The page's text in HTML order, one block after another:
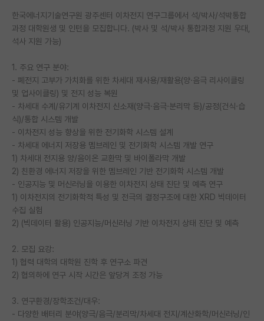
유학교육
반도체 아카데미
재팬라운지 🌸
한국에너지기술연구원 광주센터 이차전지 연구그룹에서 석/박사/석박통합
과정 대학원생 및 인턴을 모집합니다. (박사 및 석/박사 통합과정 지원 우대,
석사 지원 가능)
1. 주요 연구 분야:
- 폐전지 고부가 가치화를 위한 차세대 재사용/재활용(양·음극 리사이클링
및 업사이클링) 및 전지 성능 복원
- 차세대 수계/유기계 이차전지 신소재(양극·음극·분리막 등)/공정(건식·습
식)/통합 시스템 개발
- 이차전지 성능 향상을 위한 전기화학 시스템 설계
- 차세대 에너지 저장용 멤브레인 및 전기화학 시스템 개발 연구
1) 차세대 전지용 양/음이온 교환막 및 바이폴라막 개발
2) 친환경 에너지 저장을 위한 멤브레인 기반 전기화학 시스템 개발
- 인공지능 및 머신러닝을 이용한 이차전지 상태 진단 및 예측 연구
1) 이차전지의 전기화학적 특성 및 전극의 결정구조에 대한 XRD 빅데이터
수집 실험
2) (빅데이터 활용) 인공지능/머신러닝 기반 이차전지 상태 진단 및 예측
2. 모집 요강:
1) 협력 대학의 대학원 진학 후 연구소 파견
2) 협의하에 연구 시작 시간은 앞당겨 조정 가능
3. 연구환경/장학조건/대우:
- 다양한 배터리 분야(양극/음극/분리막/차세대 전지/계산화학/머신러닝/인